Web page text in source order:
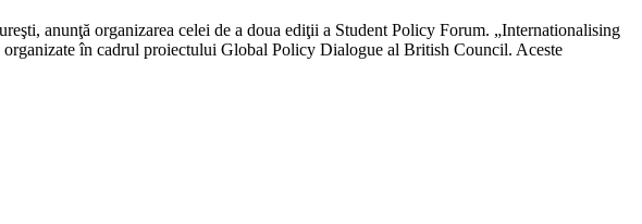
anunţă organizarea celei de a doua ediţii a Student Policy Forum. „Internationalising
în cadrul proiectului Global Policy Dialogue al British Council. Aceste